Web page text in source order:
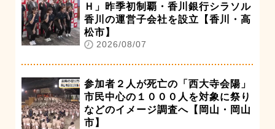
Ｈ」昨季初制覇・香川銀行シラソル
香川の運営子会社を設立【香川・高
松市】
2026/08/07
参加者２人が死亡の「西大寺会陽」
市民中心の１０００人を対象に祭り
などのイメージ調査へ【岡山・岡山
市】